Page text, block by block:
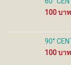
100
90°
100